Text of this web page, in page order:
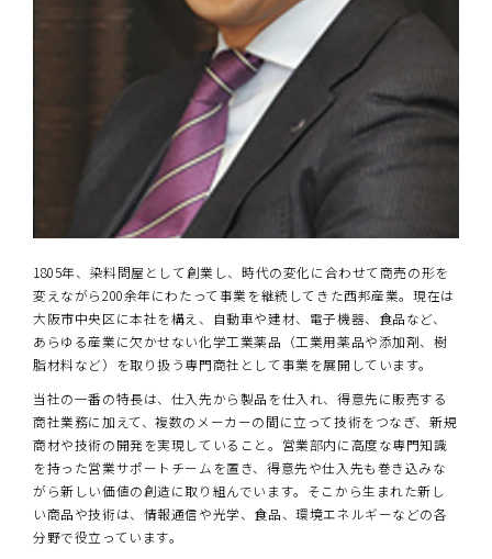
1805年、染料問屋として創業し、時代の変化に合わせて商売の形を
変えながら200余年にわたって事業を継続してきた西邦産業。現在は
大阪市中央区に本社を構え、自動車や建材、電子機器、食品など、
あらゆる産業に欠かせない化学工業薬品（工業用薬品や添加剤、樹
脂材料など）を取り扱う専門商社として事業を展開しています。
当社の一番の特長は、仕入先から製品を仕入れ、得意先に販売する
商社業務に加えて、複数のメーカーの間に立って技術をつなぎ、新規
商材や技術の開発を実現していること。営業部内に高度な専門知識
を持った営業サポートチームを置き、得意先や仕入先も巻き込みな
がら新しい価値の創造に取り組んでいます。そこから生まれた新し
い商品や技術は、情報通信や光学、食品、環境エネルギーなどの各
分野で役立っています。